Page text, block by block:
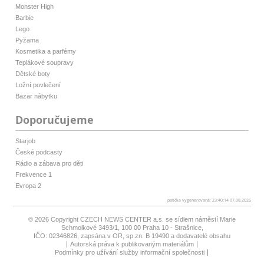
Monster High
Barbie
Lego
Pyžama
Kosmetika a parfémy
Teplákové soupravy
Dětské boty
Ložní povlečení
Bazar nábytku
Doporučujeme
Starjob
České podcasty
Rádio a zábava pro děti
Frekvence 1
Evropa 2
patička vygenerovaná: 23:40:14 07.08.2026
© 2026 Copyright CZECH NEWS CENTER a.s. se sídlem náměstí Marie
Schmolkové 3493/1, 100 00 Praha 10 - Strašnice,
IČO: 02346826, zapsána v OR, sp.zn. B 19490 a dodavatelé obsahu
Autorská práva k publikovaným materiálům
Podmínky pro užívání služby informační společnosti